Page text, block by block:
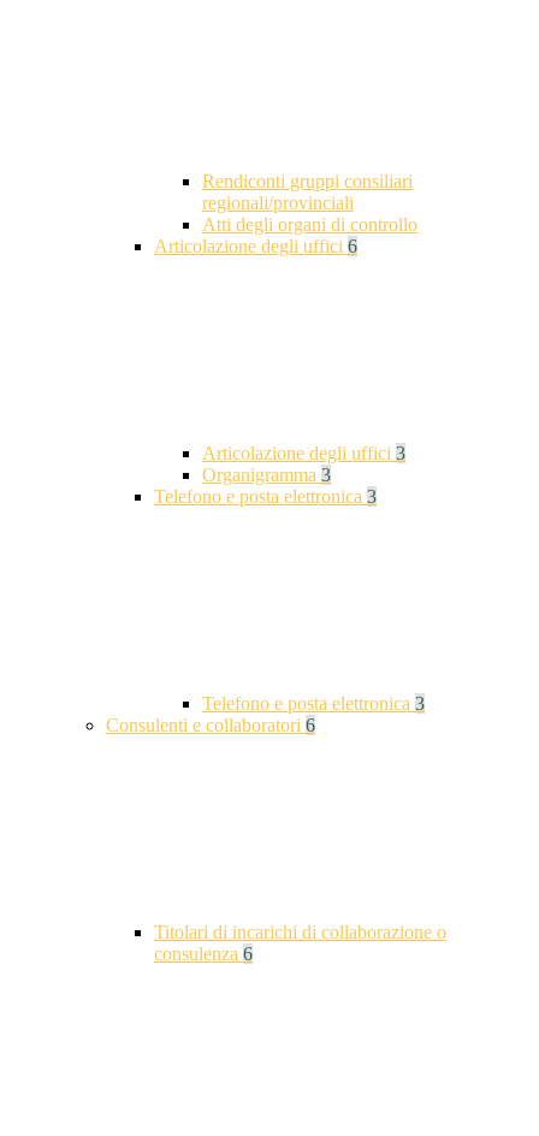
Rendiconti gruppi consiliari
regionali/provinciali
Atti degli organi di controllo
Articolazione degli uffici 6
Articolazione degli uffici 3
Organigramma 3
Telefono e posta elettronica 3
Telefono e posta elettronica 3
Consulenti e collaboratori 6
Titolari di incarichi di collaborazione o
consulenza 6